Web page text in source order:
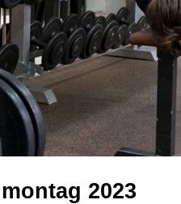
2023